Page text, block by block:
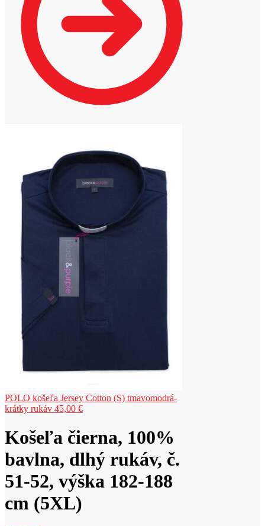
POLO košeľa Jersey Cotton (S) tmavomodrá-
krátky rukáv 45,00 €
Košeľa čierna, 100%
bavlna, dlhý rukáv, č.
51-52, výška 182-188
cm (5XL)